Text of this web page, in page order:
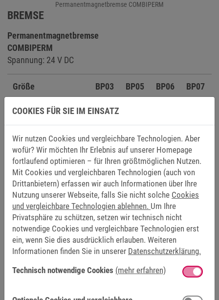
Permanentmagnetbremse COMBIPERM
BREMSE
Permanentmagnetbremse
COMBIPERM
Spannung: 24 V DC
Größe BP03 BP05 BP06 BP07
Bremsmoment [Nm] 2
Federkraftbremsen
COMBISTOP
Spannung: 24 V DC
Größe BF02 BF03 BF04
Bremsmoment [Nm] 7 16 36 70
COOKIES FÜR SIE IM EINSATZ
Wir nutzen Cookies und vergleichbare Technologien. Aber
wofür? Wir möchten Ihr Erlebnis auf unserer Homepage
fortlaufend optimieren – für Ihren größtmöglichen Nutzen.
Mit Cookies und vergleichbaren Technologien (auch von
Drittanbietern) erfassen wir auch Informationen über Ihre
Nutzung unserer Webseite, falls Sie nicht solche Cookies
und vergleichbare Technologien ablehnen. Um Ihre
Privatsphäre zu schützen, setzen wir technisch nicht
notwendige Cookies und vergleichbare Technologien erst
ein, wenn Sie dies ausdrücklich erlauben. Weiteren
Informationen finden Sie in unserer Datenschutzerklärung.
Technisch notwendige Cookies (mehr erfahren)